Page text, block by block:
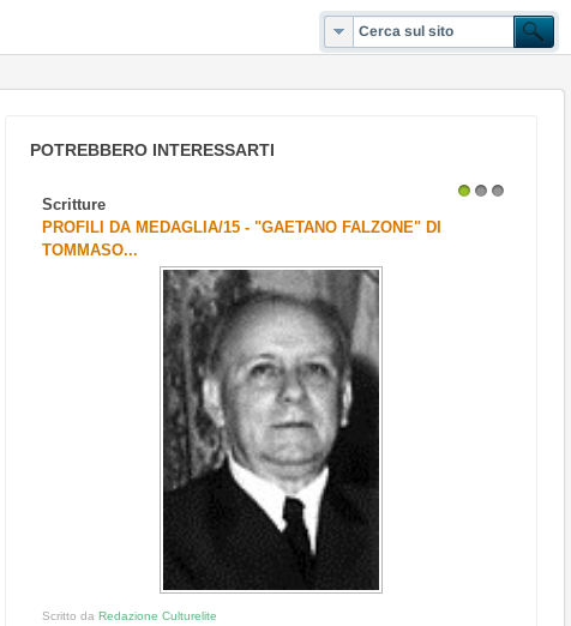
POTREBBERO INTERESSARTI
Scritture
PROFILI DA MEDAGLIA/15 - "GAETANO FALZONE" DI
TOMMASO...
Scritto daRedazione Culturelite